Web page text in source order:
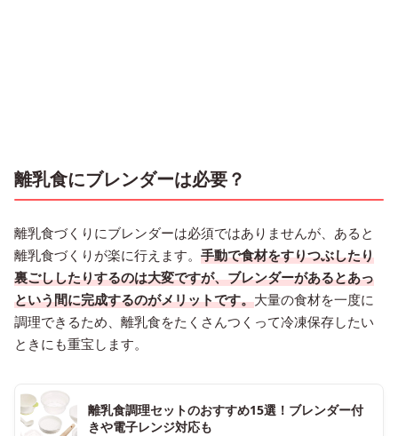
離乳食にブレンダーは必要？
離乳食づくりにブレンダーは必須ではありませんが、あると
離乳食づくりが楽に行えます。 手動で食材をすりつぶしたり
裏ごししたりするのは大変ですが、ブレンダーがあるとあっ
という間に完成するのがメリットです。大量の食材を一度に
調理できるため、離乳食をたくさんつくって冷凍保存したい
ときにも重宝します。
離乳食調理セットのおすすめ15選！ブレンダー付
きや電子レンジ対応も